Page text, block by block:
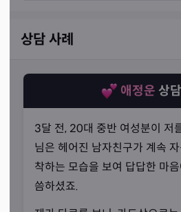
상담 사례
애정운 상
3달 전, 20대 중반 여성분이 저
님은 헤어진 남자친구가 계속
착하는 모습을 보여 답답한 마
씀하셨죠.